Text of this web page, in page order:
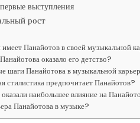
выступления
рост
Панайотов в своей музыкальной
оказало его детство?
шаги Панайотова в музыкальной
стилистика предпочитает Панайотов?
наибольшее влияние на
Панайотова в музыке?